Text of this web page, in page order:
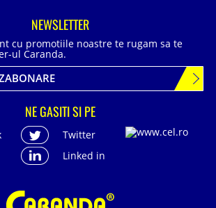
NEWSLETTER
cu promotiile noastre te rugam sa te
ul Caranda.
NE GASITI SI PE
Twitter
Linked in